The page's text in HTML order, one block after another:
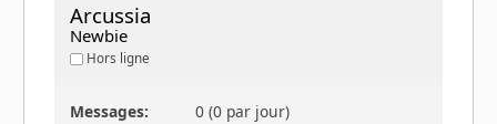
Arcussia
Newbie
Hors ligne
Messages:
0 (0 par jour)